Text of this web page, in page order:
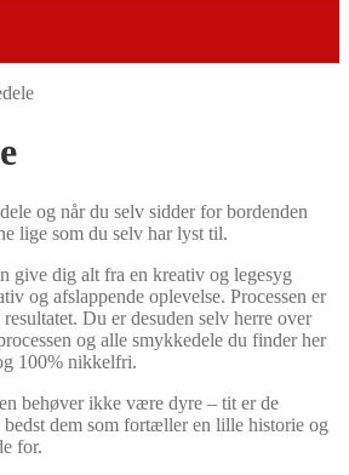
og når du selv sidder for bordenden
lige som du selv har lyst til.
give dig alt fra en kreativ og legesyg
og afslappende oplevelse. Processen er
Du er desuden selv herre over
og alle smykkedele du finder her
100% nikkelfri.
behøver ikke være dyre – tit er de
dem som fortæller en lille historie og
for.